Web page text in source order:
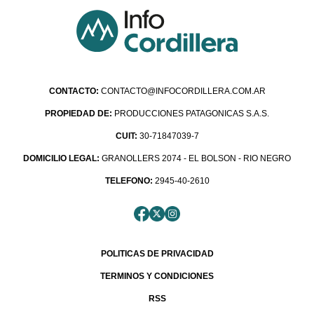
CONTACTO: CONTACTO@INFOCORDILLERA.COM.AR
PROPIEDAD DE: PRODUCCIONES PATAGONICAS S.A.S.
CUIT: 30-71847039-7
DOMICILIO LEGAL: GRANOLLERS 2074 - EL BOLSON - RIO NEGRO
TELEFONO: 2945-40-2610
POLITICAS DE PRIVACIDAD
TERMINOS Y CONDICIONES
RSS